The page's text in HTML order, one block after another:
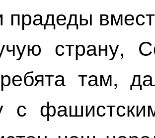
прадеды
страну,
там,
с